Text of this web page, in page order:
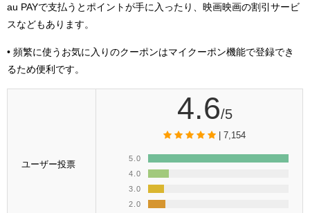
au PAYで支払うとポイントが手に入ったり、映画映画の割引サービ
スなどもあります。
• 頻繁に使うお気に入りのクーポンはマイクーポン機能で登録でき
るため便利です。
ユーザー投票
4.6/5
| 7,154
5.0
4.0
3.0
2.0